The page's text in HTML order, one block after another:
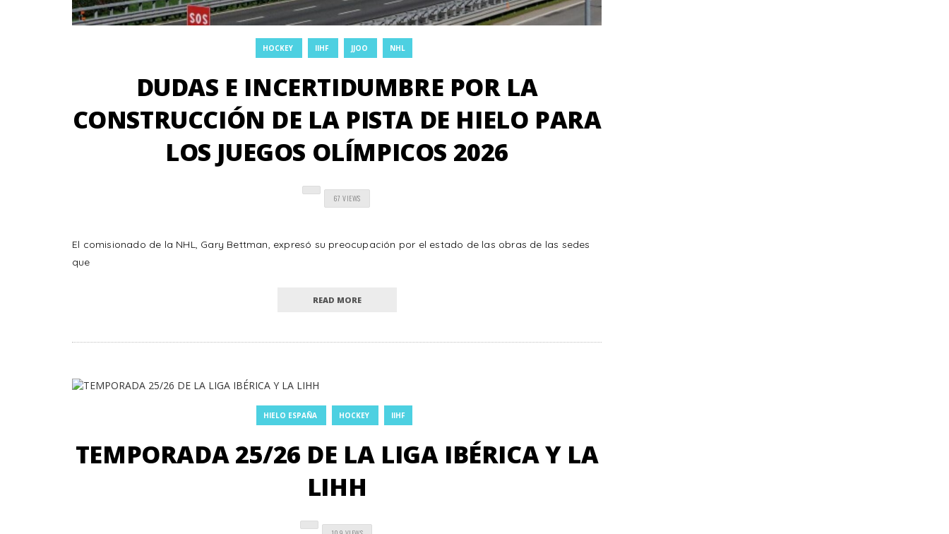
HOCKEY IIHF JJOO NHL
DUDAS E INCERTIDUMBRE POR LA
CONSTRUCCIÓN DE LA PISTA DE HIELO PARA
LOS JUEGOS OLÍMPICOS 2026
67 VIEWS
El comisionado de la NHL, Gary Bettman, expresó su preocupación por el estado de las obras de las sedes
que
READ MORE
HIELO ESPAÑA HOCKEY IIHF
TEMPORADA 25/26 DE LA LIGA IBÉRICA Y LA
LIHH